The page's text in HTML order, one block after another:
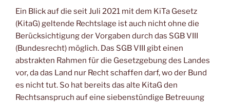
Ein Blick auf die seit Juli 2021 mit dem KiTa Gesetz
(KitaG) geltende Rechtslage ist auch nicht ohne die
Berücksichtigung der Vorgaben durch das SGB VIII
(Bundesrecht) möglich. Das SGB VIII gibt einen
abstrakten Rahmen für die Gesetzgebung des Landes
vor, da das Land nur Recht schaffen darf, wo der Bund
es nicht tut. So hat bereits das alte KitaG den
Rechtsanspruch auf eine siebenstündige Betreuung